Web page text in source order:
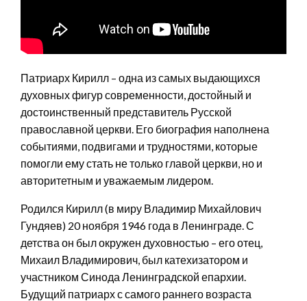
Патриарх Кирилл – одна из самых выдающихся
духовных фигур современности, достойный и
достоинственный представитель Русской
православной церкви. Его биография наполнена
событиями, подвигами и трудностями, которые
помогли ему стать не только главой церкви, но и
авторитетным и уважаемым лидером.
Родился Кирилл (в миру Владимир Михайлович
Гундяев) 20 ноября 1946 года в Ленинграде. С
детства он был окружен духовностью – его отец,
Михаил Владимирович, был катехизатором и
участником Синода Ленинградской епархии.
Будущий патриарх с самого раннего возраста